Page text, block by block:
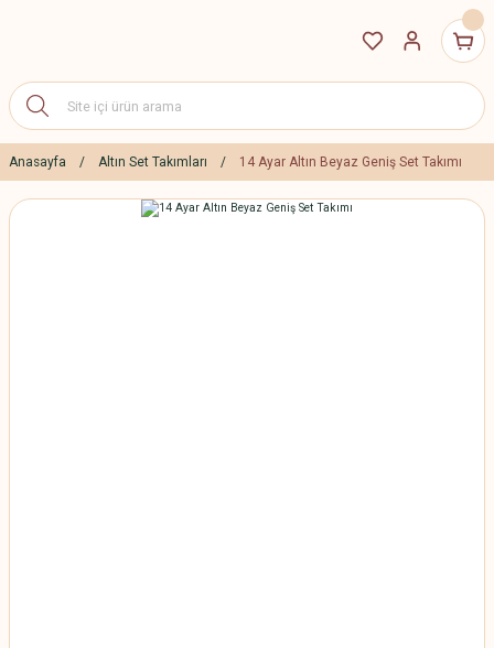
Anasayfa Altın Set Takımları 14 Ayar Altın Beyaz Geniş Set Takımı